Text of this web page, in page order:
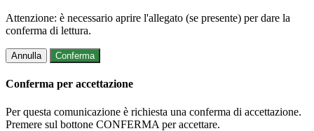
Attenzione: è necessario aprire l'allegato (se presente) per dare la
conferma di lettura.
Annulla Conferma
Conferma per accettazione
Per questa comunicazione è richiesta una conferma di accettazione.
Premere sul bottone CONFERMA per accettare.